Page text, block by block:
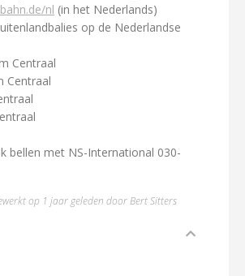
nl (in het Nederlands)
op de Nederlandse
Centraal
Centraal
bellen met NS-International 030-
op 1 jaar geleden door Bert Sitters